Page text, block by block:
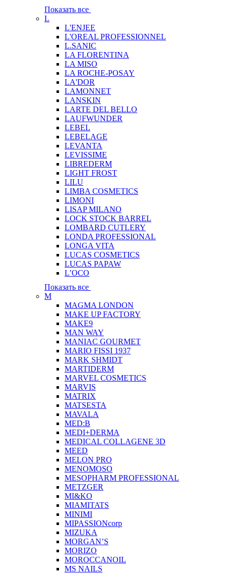
Показать все
L
L'ENJEE
L'OREAL PROFESSIONNEL
L.SANIC
LA FLORENTINA
LA MISO
LA ROCHE-POSAY
LA'DOR
LAMONNET
LANSKIN
LARTE DEL BELLO
LAUFWUNDER
LEBEL
LEBELAGE
LEVANTA
LEVISSIME
LIBREDERM
LIGHT FROST
LILU
LIMBA COSMETICS
LIMONI
LISAP MILANO
LOCK STOCK BARREL
LOMBARD CUTLERY
LONDA PROFESSIONAL
LONGA VITA
LUCAS COSMETICS
LUCAS PAPAW
L’OCO
Показать все
M
MAGMA LONDON
MAKE UP FACTORY
MAKE9
MAN WAY
MANIAC GOURMET
MARIO FISSI 1937
MARK SHMIDT
MARTIDERM
MARVEL COSMETICS
MARVIS
MATRIX
MATSESTA
MAVALA
MED:B
MEDI+DERMA
MEDICAL COLLAGENE 3D
MEED
MELON PRO
MENOMOSO
MESOPHARM PROFESSIONAL
METZGER
MI&KO
MIAMITATS
MINIMI
MIPASSIONcorp
MIZUKA
MORGAN’S
MORIZO
MOROCCANOIL
MS NAILS